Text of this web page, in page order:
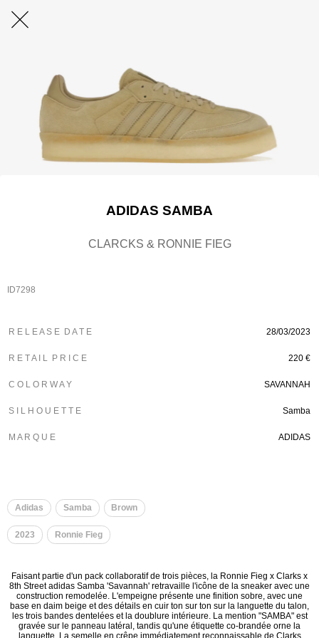
ADIDAS SAMBA
CLARCKS & RONNIE FIEG
ID7298
R E L E A S E D A T E 28/03/2023
R E T A I L P R I C E 220 €
C O L O R W A Y SAVANNAH
S I L H O U E T T E Samba
M A R Q U E ADIDAS
Adidas Samba Brown
2023 Ronnie Fieg
Faisant partie d'un pack collaboratif de trois pièces, la Ronnie Fieg x Clarks x
8th Street adidas Samba 'Savannah' retravaille l'icône de la sneaker avec une
construction remodelée. L'empeigne présente une finition sobre, avec une
base en daim beige et des détails en cuir ton sur ton sur la languette du talon,
les trois bandes dentelées et la doublure intérieure. La mention "SAMBA" est
gravée sur le panneau latéral, tandis qu'une étiquette co-brandée orne la